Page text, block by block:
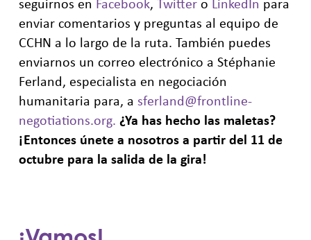
enviar comentarios y preguntas al equipo de
CCHN a lo largo de la ruta. También puedes
enviarnos un correo electrónico a Stéphanie
Ferland, especialista en negociación
humanitaria para, a sferland@frontline-
negotiations.org. ¿Ya has hecho las maletas?
¡Entonces únete a nosotros a partir del 11 de
octubre para la salida de la gira!